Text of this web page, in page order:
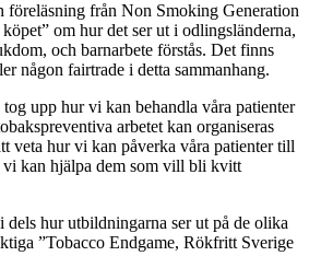
föreläsning från Non Smoking Generation
om hur det ser ut i odlingsländerna,
och barnarbete förstås. Det finns
någon fairtrade i detta sammanhang.
upp hur vi kan behandla våra patienter
arbetet kan organiseras
veta hur vi kan påverka våra patienter till
vi kan hjälpa dem som vill bli kvitt
hur utbildningarna ser ut på de olika
”Tobacco Endgame, Rökfritt Sverige